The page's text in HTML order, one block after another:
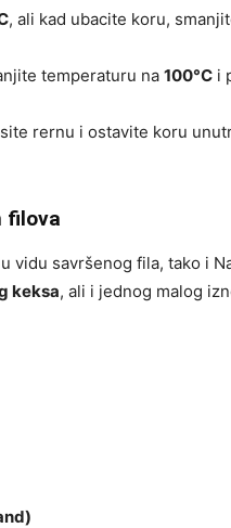
, ali kad ubacite koru,
temperaturu na 100°C i
rernu i ostavite koru
filova
vidu savršenog fila, tako i
keksa, ali i jednog malog